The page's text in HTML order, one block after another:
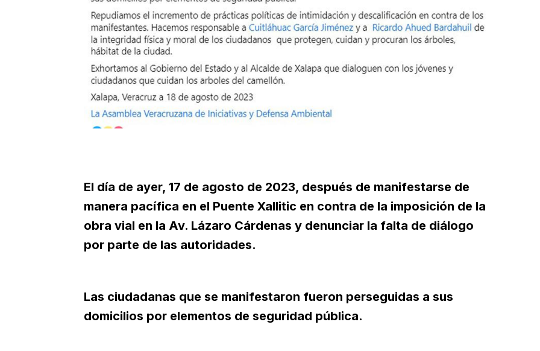
El día de ayer, 17 de agosto de 2023, después de manifestarse de
manera pacífica en el Puente Xallitic en contra de la imposición de la
obra vial en la Av. Lázaro Cárdenas y denunciar la falta de diálogo
por parte de las autoridades.
Las ciudadanas que se manifestaron fueron perseguidas a sus
domicilios por elementos de seguridad pública.